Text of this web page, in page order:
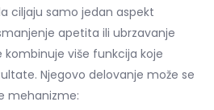
ciljaju samo jedan aspekt
apetita ili ubrzavanje
kombinuje više funkcija koje
Njegovo delovanje može se
mehanizme: